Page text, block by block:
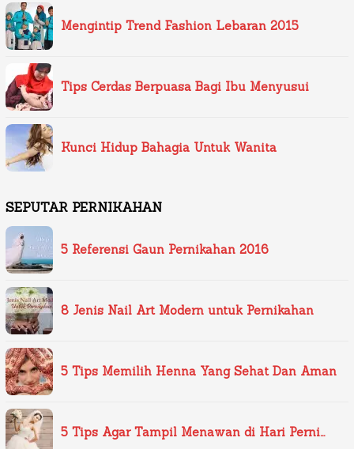
Mengintip Trend Fashion Lebaran 2015
Tips Cerdas Berpuasa Bagi Ibu Menyusui
Kunci Hidup Bahagia Untuk Wanita
SEPUTAR PERNIKAHAN
5 Referensi Gaun Pernikahan 2016
8 Jenis Nail Art Modern untuk Pernikahan
5 Tips Memilih Henna Yang Sehat Dan Aman
5 Tips Agar Tampil Menawan di Hari Perni…